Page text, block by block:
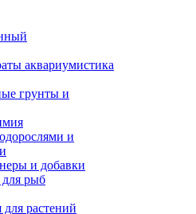
аквариумистика
грунты и
и
и добавки
для рыб
растений